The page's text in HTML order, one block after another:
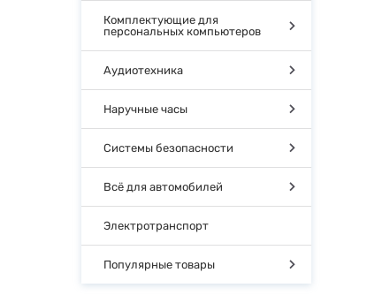
Комплектующие для
персональных компьютеров
Аудиотехника
Наручные часы
Системы безопасности
Всё для автомобилей
Электротранспорт
Популярные товары